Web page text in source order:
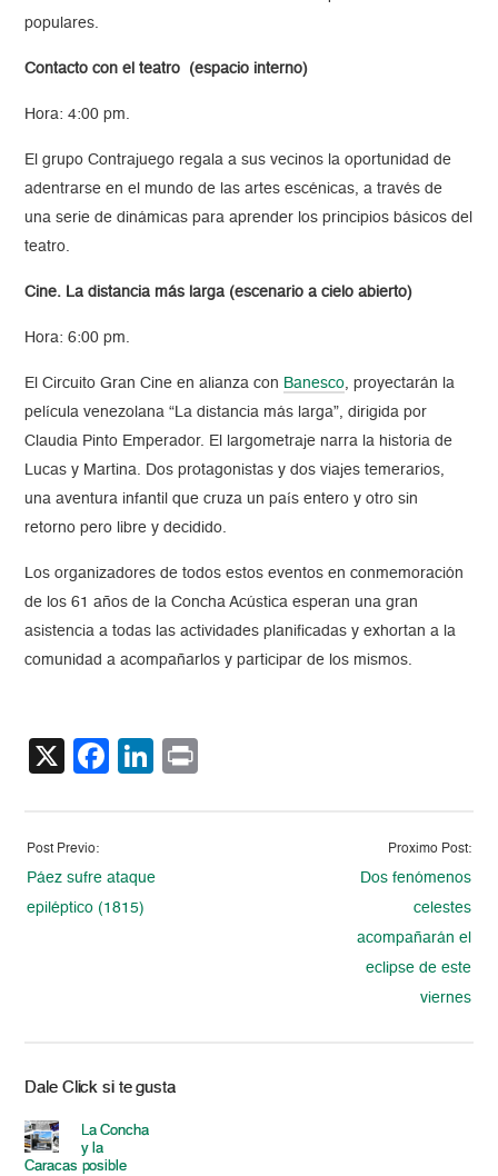
populares.
Contacto con el teatro (espacio interno)
Hora: 4:00 pm.
El grupo Contrajuego regala a sus vecinos la oportunidad de
adentrarse en el mundo de las artes escénicas, a través de
una serie de dinámicas para aprender los principios básicos del
teatro.
Cine. La distancia más larga (escenario a cielo abierto)
Hora: 6:00 pm.
El Circuito Gran Cine en alianza con Banesco, proyectarán la
película venezolana “La distancia más larga”, dirigida por
Claudia Pinto Emperador. El largometraje narra la historia de
Lucas y Martina. Dos protagonistas y dos viajes temerarios,
una aventura infantil que cruza un país entero y otro sin
retorno pero libre y decidido.
Los organizadores de todos estos eventos en conmemoración
de los 61 años de la Concha Acústica esperan una gran
asistencia a todas las actividades planificadas y exhortan a la
comunidad a acompañarlos y participar de los mismos.
X Facebook
LinkedIn
Post Previo:
Páez sufre ataque
epiléptico (1815)
Proximo Post:
Dos fenómenos
celestes
acompañarán el
eclipse de este
viernes
Dale Click si te gusta
La Concha
y la
Caracas posible